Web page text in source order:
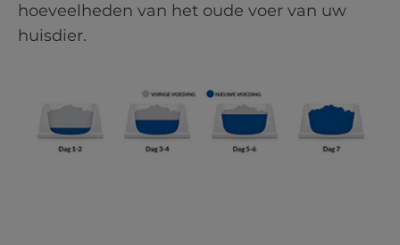
hoeveelheden van het oude voer van uw
huisdier.